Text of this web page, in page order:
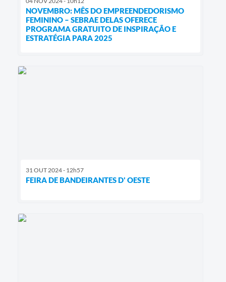
NOVEMBRO: MÊS DO EMPREENDEDORISMO
FEMININO – SEBRAE DELAS OFERECE
PROGRAMA GRATUITO DE INSPIRAÇÃO E
ESTRATÉGIA PARA 2025
31 OUT 2024 - 12h57
FEIRA DE BANDEIRANTES D' OESTE